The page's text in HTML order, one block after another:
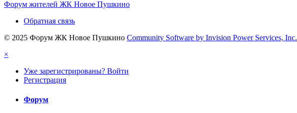
Форум жителей ЖК Новое Пушкино
Обратная связь
© 2025 Форум ЖК Новое Пушкино Community Software by Invision Power Services, Inc.
×
Уже зарегистрированы? Войти
Регистрация
Форум